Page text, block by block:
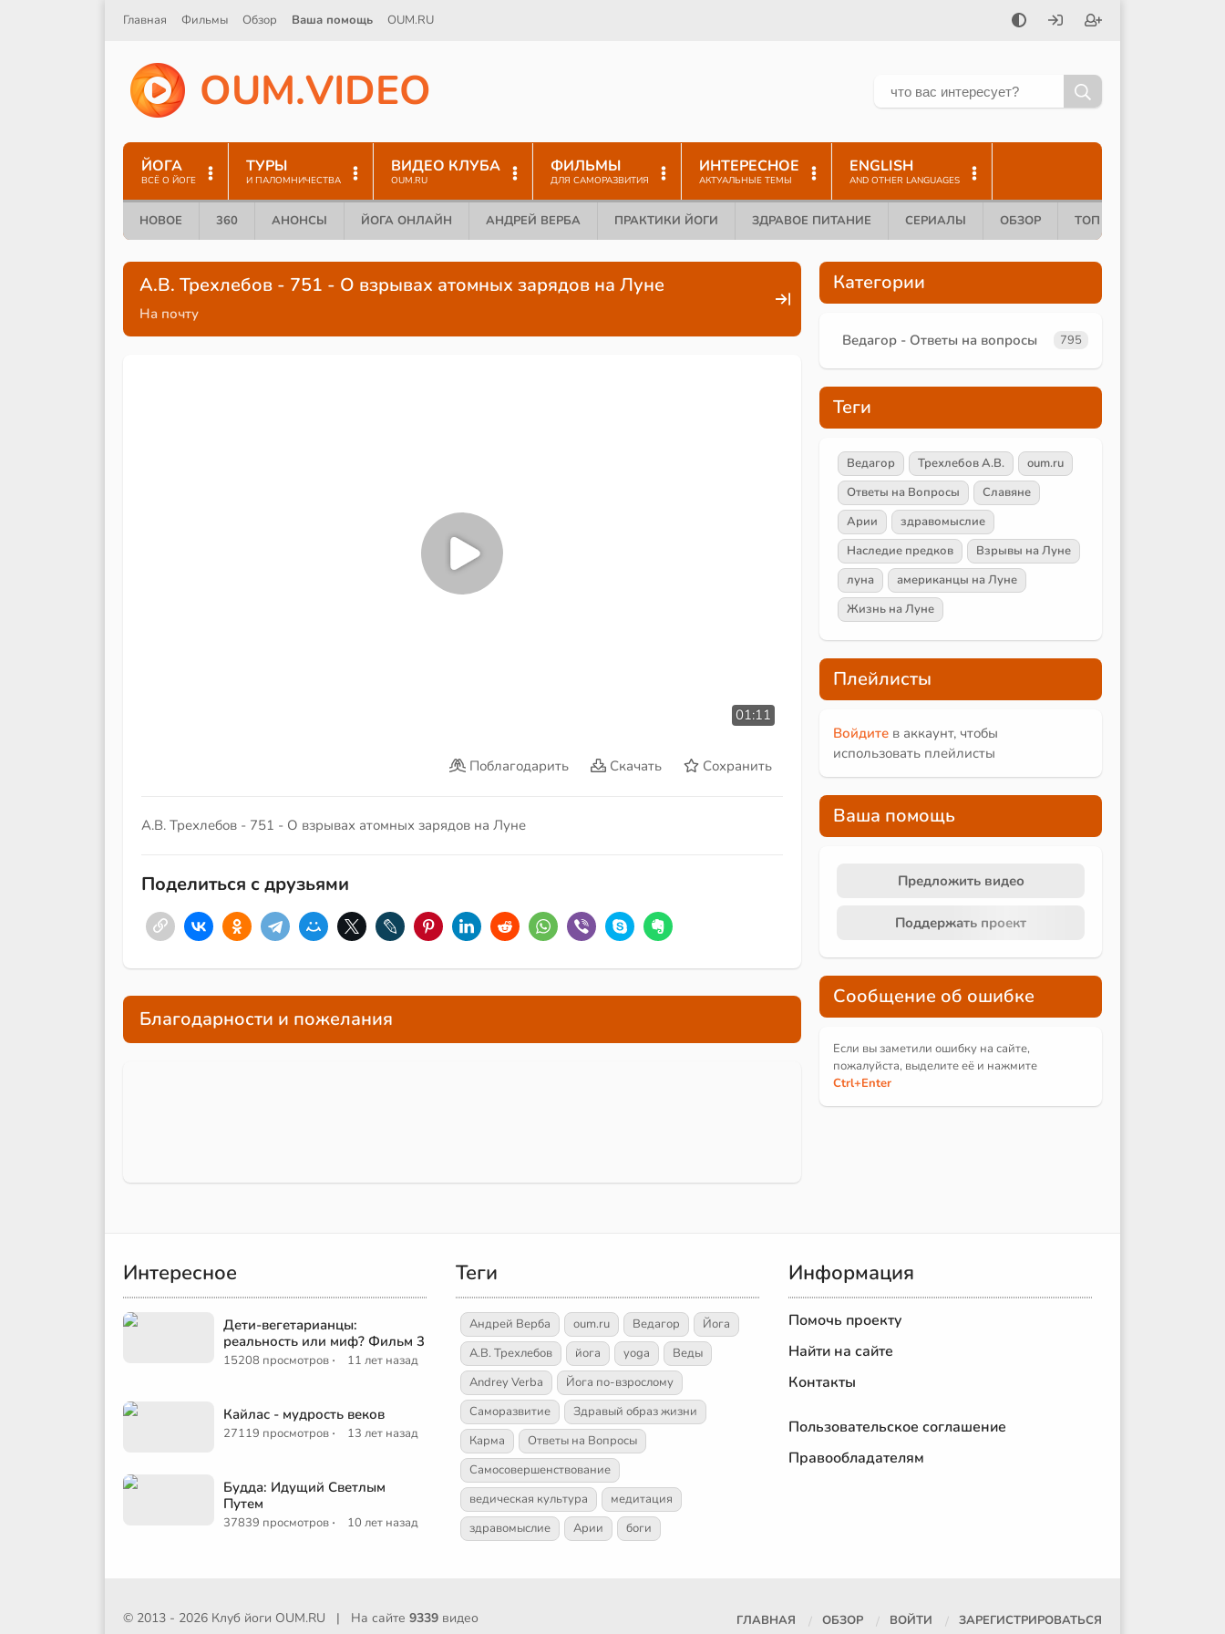
Главная Фильмы Обзор Ваша помощь OUM.RU
OUM.VIDEO
ЙОГА
ВСЁ О ЙОГЕ
ТУРЫ
И ПАЛОМНИЧЕСТВА
ВИДЕО КЛУБА
OUM.RU
ФИЛЬМЫ
ДЛЯ САМОРАЗВИТИЯ
ИНТЕРЕСНОЕ
АКТУАЛЬНЫЕ ТЕМЫ
ENGLISH
AND OTHER LANGUAGES
НОВОЕ 360 АНОНСЫ ЙОГА ОНЛАЙН АНДРЕЙ ВЕРБА ПРАКТИКИ ЙОГИ ЗДРАВОЕ ПИТАНИЕ СЕРИАЛЫ ОБЗОР ТОП 10
А.В. Трехлебов - 751 - О взрывах атомных зарядов на Луне
На почту
01:11
Поблагодарить Скачать Сохранить
А.В. Трехлебов - 751 - О взрывах атомных зарядов на Луне
Поделиться с друзьями
Благодарности и пожелания
Категории
Ведагор - Ответы на вопросы 795
Теги
Ведагор Трехлебов А.В.
oum.ru
Ответы на Вопросы
Славяне
Арии
здравомыслие
Наследие предков
Взрывы на Луне
луна
американцы на Луне
Жизнь на Луне
Плейлисты
Войдите в аккаунт, чтобы
использовать плейлисты
Ваша помощь
Предложить видео
Поддержать проект
Сообщение об ошибке
Если вы заметили ошибку на сайте,
пожалуйста, выделите её и нажмите
Ctrl+Enter
Интересное
Дети-вегетарианцы:
реальность или миф? Фильм 3
15208 просмотров · 11 лет назад
Кайлас - мудрость веков
27119 просмотров · 13 лет назад
Будда: Идущий Светлым
Путем
37839 просмотров · 10 лет назад
Теги
Андрей Верба oum.ru Ведагор
Йога
А.В. Трехлебов
йога yoga
Веды
Andrey Verba
Йога по-взрослому
Саморазвитие
Здравый образ жизни
Карма
Ответы на Вопросы
Самосовершенствование
ведическая культура
медитация
здравомыслие
Арии боги
Информация
Помочь проекту
Найти на сайте
Контакты
Пользовательское соглашение
Правообладателям
ГЛАВНАЯ ОБЗОР ВОЙТИ ЗАРЕГИСТРИРОВАТЬСЯ
© 2013 - 2026 Клуб йоги OUM.RU | На сайте 9339 видео